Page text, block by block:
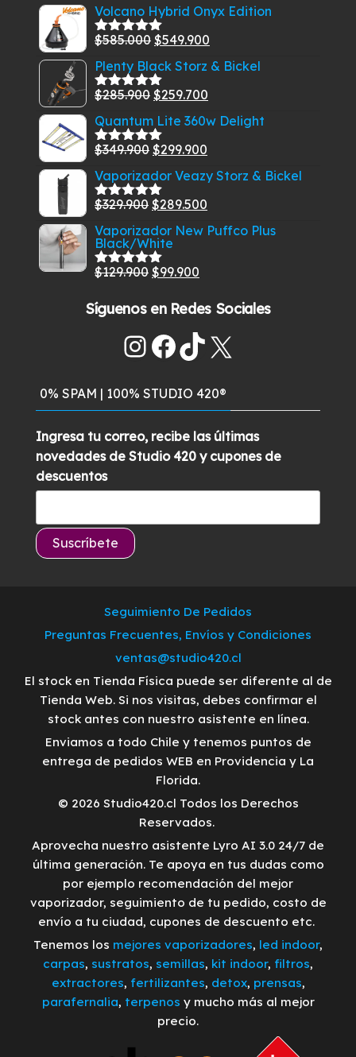
Volcano Hybrid Onyx Edition
Valorado
5
$585.000 El
precio
original
era:
$585.000.
$549.900
precio
$549.900.
Plenty Black Storz & Bickel
Valorado
5
$285.900 El
precio
original
era:
$285.900.
$259.700
precio
$259.700.
Quantum Lite 360w Delight
Valorado
5
$349.900 El
precio
original
era:
$349.900.
$299.900
precio
es:
$299.900.
Vaporizador Veazy Storz & Bickel
Valorado
5
$329.900 El
precio
original
era:
$329.900.
$289.500
precio
Vaporizador New Puffco Plus
Black/White
Valorado
5
$129.900 El
original
era:
$129.900.
$99.900
actual
$99.900.
Síguenos en Redes Sociales
Instagram
Facebook
TikTok
X
0% SPAM | 100% STUDIO 420®
Ingresa tu correo, recibe las últimas
novedades de Studio 420 y cupones de
descuentos
Seguimiento De Pedidos
Preguntas Frecuentes, Envíos y Condiciones
ventas@studio420.cl
El stock en Tienda Física puede ser diferente al de
Tienda Web. Si nos visitas, debes confirmar el
stock antes con nuestro asistente en línea.
Enviamos a todo Chile y tenemos puntos de
entrega de pedidos WEB en Providencia y La
Florida.
© 2026 Studio420.cl Todos los Derechos
Reservados.
Aprovecha nuestro asistente Lyro AI 3.0 24/7 de
última generación. Te apoya en tus dudas como
por ejemplo recomendación del mejor
vaporizador, seguimiento de tu pedido, costo de
envío a tu ciudad, cupones de descuento etc.
Tenemos los mejores vaporizadores, led indoor,
carpas, sustratos, semillas, kit indoor, filtros,
extractores, fertilizantes, detox, prensas,
parafernalia, terpenos y mucho más al mejor
precio.